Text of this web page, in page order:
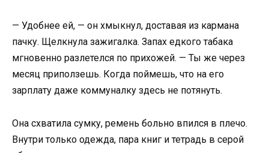
— Удобнее ей, — он хмыкнул, доставая из кармана
пачку. Щелкнула зажигалка. Запах едкого табака
мгновенно разлетелся по прихожей. — Ты же через
месяц приползешь. Когда поймешь, что на его
зарплату даже коммуналку здесь не потянуть.
Она схватила сумку, ремень больно впился в плечо.
Внутри только одежда, пара книг и тетрадь в серой